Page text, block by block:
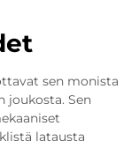
sen monista
joukosta. Sen
latausta